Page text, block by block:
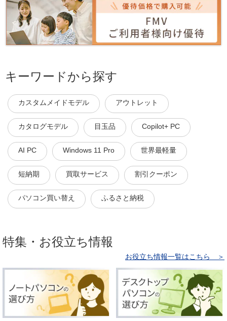
キーワードから探す
カスタムメイドモデル アウトレット
カタログモデル 目玉品 Copilot+ PC
AI PC Windows 11 Pro 世界最軽量
短納期 買取サービス 割引クーポン
パソコン買い替え ふるさと納税
特集・お役立ち情報
お役立ち情報一覧はこちら ＞